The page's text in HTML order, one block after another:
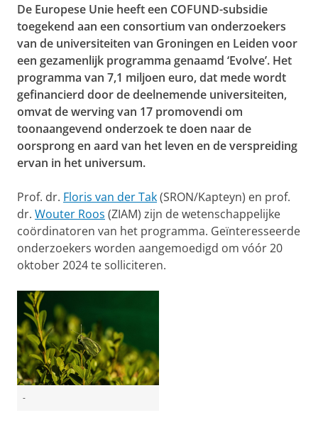
De Europese Unie heeft een COFUND-subsidie
toegekend aan een consortium van onderzoekers
van de universiteiten van Groningen en Leiden voor
een gezamenlijk programma genaamd ‘Evolve’. Het
programma van 7,1 miljoen euro, dat mede wordt
gefinancierd door de deelnemende universiteiten,
omvat de werving van 17 promovendi om
toonaangevend onderzoek te doen naar de
oorsprong en aard van het leven en de verspreiding
ervan in het universum.
Prof. dr. Floris van der Tak(SRON/Kapteyn) en prof.
dr. Wouter Roos (ZIAM) zijn de wetenschappelijke
coördinatoren van het programma. Geïnteresseerde
onderzoekers worden aangemoedigd om vóór 20
oktober 2024 te solliciteren.
-